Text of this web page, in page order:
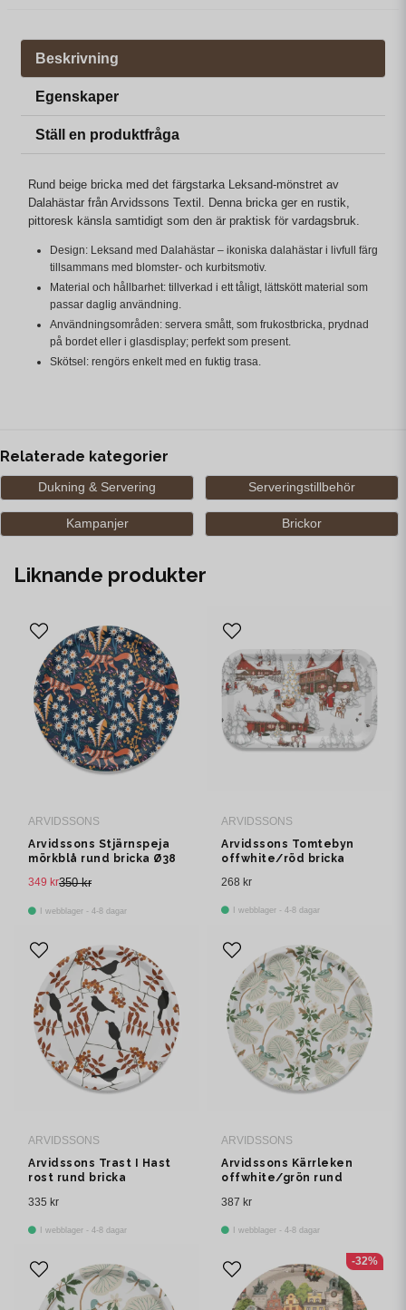
Beskrivning
Egenskaper
Ställ en produktfråga
Rund beige bricka med det färgstarka Leksand-mönstret av
Dalahästar från Arvidssons Textil. Denna bricka ger en rustik,
pittoresk känsla samtidigt som den är praktisk för vardagsbruk.
Design: Leksand med Dalahästar – ikoniska dalahästar i livfull färg
tillsammans med blomster- och kurbitsmotiv.
Material och hållbarhet: tillverkad i ett tåligt, lättskött material som
passar daglig användning.
Användningsområden: servera smått, som frukostbricka, prydnad
på bordet eller i glasdisplay; perfekt som present.
Skötsel: rengörs enkelt med en fuktig trasa.
Relaterade kategorier
Dukning & Servering Serveringstillbehör
Kampanjer Brickor
Liknande produkter
ARVIDSSONS
Arvidssons Stjärnspeja
mörkblå rund bricka Ø38
350 kr
349 kr
I webblager - 4-8 dagar
ARVIDSSONS
Arvidssons Tomtebyn
offwhite/röd bricka
268 kr
I webblager - 4-8 dagar
ARVIDSSONS
Arvidssons Trast I Hast
rost rund bricka
335 kr
I webblager - 4-8 dagar
ARVIDSSONS
Arvidssons Kärrleken
offwhite/grön rund
387 kr
I webblager - 4-8 dagar
-32%